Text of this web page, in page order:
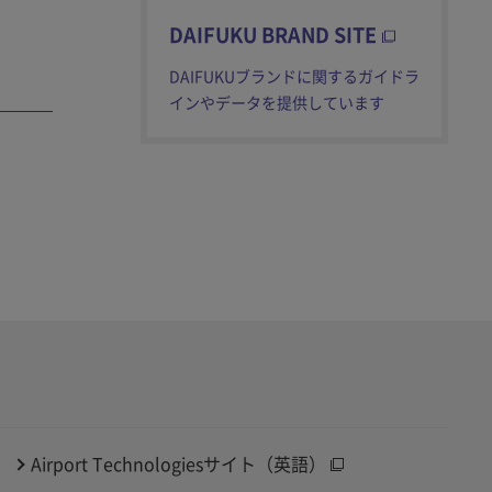
DAIFUKU BRAND SITE
DAIFUKUブランドに関するガイドラ
インやデータを提供しています
Airport Technologiesサイト（英語）